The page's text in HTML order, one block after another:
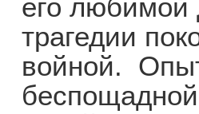
его любимой
трагедии
войной.